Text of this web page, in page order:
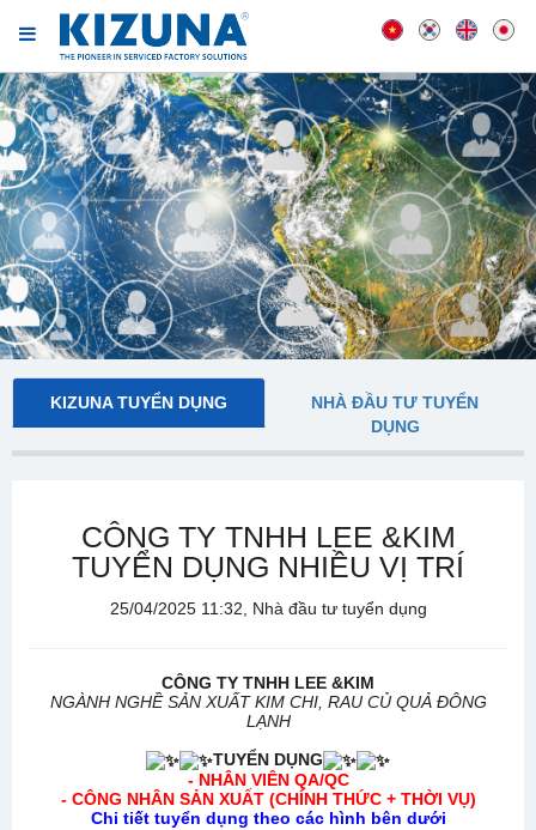
KIZUNA TUYỂN DỤNG
NHÀ ĐẦU TƯ TUYỂN
DỤNG
CÔNG TY TNHH LEE &KIM
TUYỂN DỤNG NHIỀU VỊ TRÍ
25/04/2025 11:32, Nhà đầu tư tuyển dụng
CÔNG TY TNHH LEE &KIM
NGÀNH NGHỀ SẢN XUẤT KIM CHI, RAU CỦ QUẢ ĐÔNG
LẠNH
TUYỂN DỤNG
- NHÂN VIÊN QA/QC
- CÔNG NHÂN SẢN XUẤT (CHÍNH THỨC + THỜI VỤ)
Chi tiết tuyển dụng theo các hình bên dưới